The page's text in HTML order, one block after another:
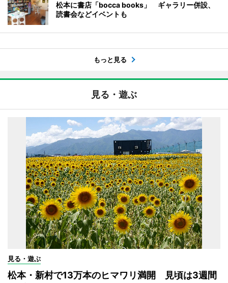
松本に書店「bocca books」 ギャラリー併設、
読書会などイベントも
もっと見る
見る・遊ぶ
見る・遊ぶ
松本・新村で13万本のヒマワリ満開 見頃は3週間